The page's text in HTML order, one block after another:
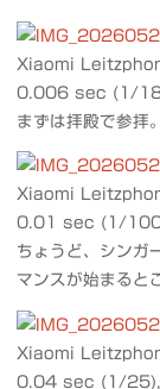
Xiaomi
0.006 sec (1/
まずは拝殿で参拝。
Xiaomi
0.01 sec (1/
ちょうど、シンガ
マンスが始まると
Xiaomi
0.04 sec (1/